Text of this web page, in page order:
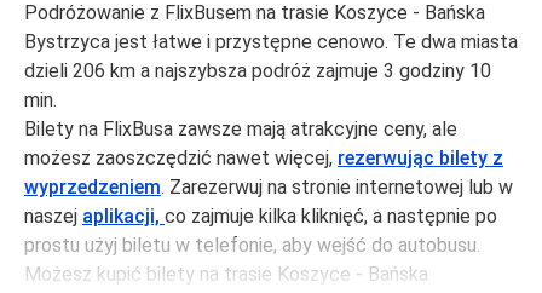
Podróżowanie z FlixBusem na trasie Koszyce - Bańska
Bystrzycа jest łatwe i przystępne cenowo. Te dwa miasta
dzieli 206 km a najszybsza podróż zajmuje 3 godziny 10
min.
Bilety na FlixBusa zawsze mają atrakcyjne ceny, ale
możesz zaoszczędzić nawet więcej, rezerwując bilety z
wyprzedzeniem. Zarezerwuj na stronie internetowej lub w
naszej aplikacji, co zajmuje kilka kliknięć, a następnie po
prostu użyj biletu w telefonie, aby wejść do autobusu.
Możesz kupić bilety na trasie Koszyce - Bańska